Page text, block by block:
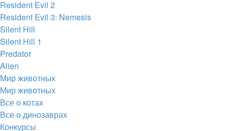
Resident Evil 2
Resident Evil 3: Nemesis
Silent Hill
Silent Hill 1
Predator
Alien
Мир животных
Мир животных
Все о котах
Все о динозаврах
Конкурсы